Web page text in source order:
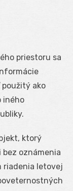
priestoru sa
ako
iného
ktorý
oznámenia
riadenia letovej